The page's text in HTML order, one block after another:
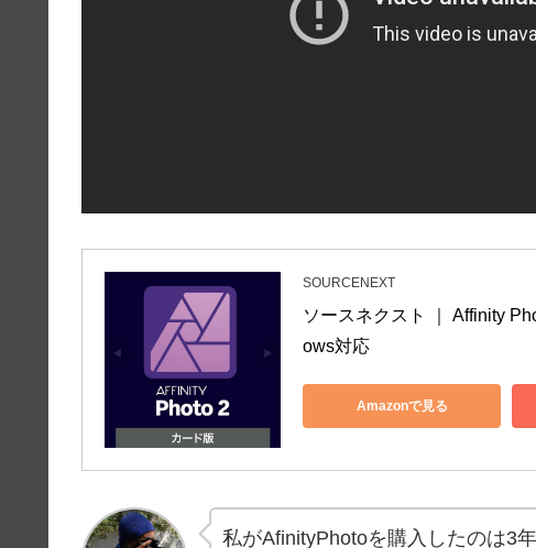
SOURCENEXT
ソースネクスト ｜ Affinity
ows対応
Amazonで見る
私がAfinityPhotoを購入したのは3